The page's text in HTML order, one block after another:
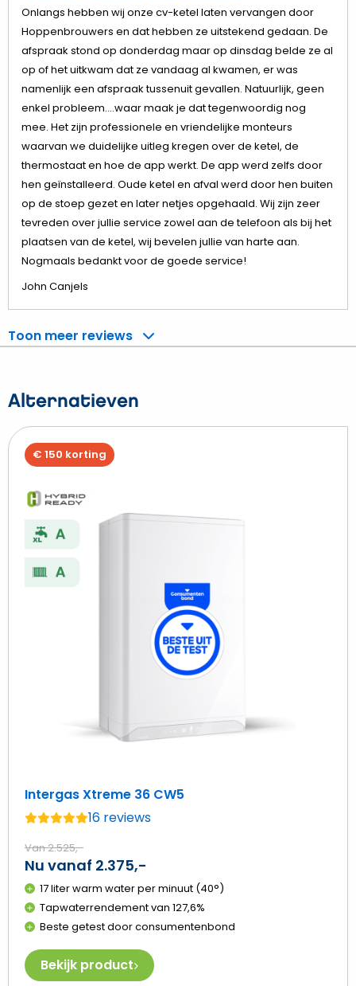
Onlangs hebben wij onze cv-ketel laten vervangen door
Hoppenbrouwers en dat hebben ze uitstekend gedaan. De
afspraak stond op donderdag maar op dinsdag belde ze al
op of het uitkwam dat ze vandaag al kwamen, er was
namenlijk een afspraak tussenuit gevallen. Natuurlijk, geen
enkel probleem....waar maak je dat tegenwoordig nog
mee. Het zijn professionele en vriendelijke monteurs
waarvan we duidelijke uitleg kregen over de ketel, de
thermostaat en hoe de app werkt. De app werd zelfs door
hen geïnstalleerd. Oude ketel en afval werd door hen buiten
op de stoep gezet en later netjes opgehaald. Wij zijn zeer
tevreden over jullie service zowel aan de telefoon als bij het
plaatsen van de ketel, wij bevelen jullie van harte aan.
Nogmaals bedankt voor de goede service!
John Canjels
Toon meer reviews
Alternatieven
€ 150 korting
Intergas Xtreme 36 CW5
Gemiddelde
beoordeling:
4.8
van
de
5
16 reviews
Van 2.525,-
Nu vanaf 2.375,-
17 liter warm water per minuut (40°)
Tapwaterrendement van 127,6%
Beste getest door consumentenbond
Bekijk product